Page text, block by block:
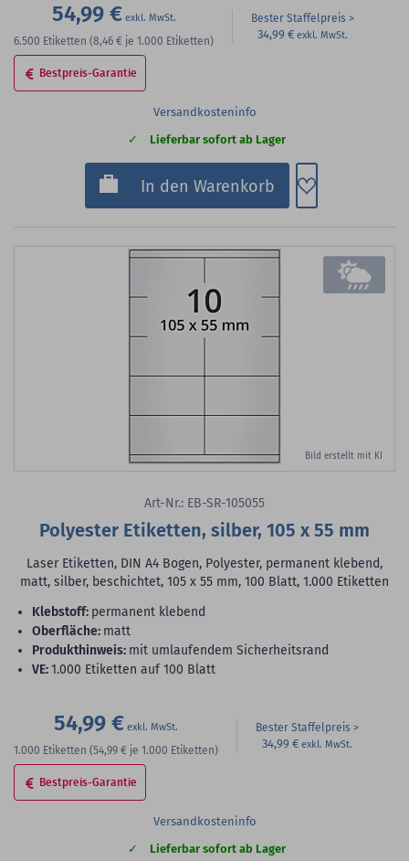
54,99 €
6.500 Etiketten (8,46 € je 1.000 Etiketten)
Bester Staffelpreis
34,99 €
Bestpreis-Garantie
Versandkosteninfo
Lieferbar sofort ab Lager
In den Warenkorb Zum
Bild erstellt mit KI
Art-Nr.: EB-SR-105055
Polyester Etiketten, silber, 105 x 55 mm
Laser Etiketten, DIN A4 Bogen, Polyester, permanent klebend,
matt, silber, beschichtet, 105 x 55 mm, 100 Blatt, 1.000 Etiketten
Klebstoff: permanent klebend
Oberfläche: matt
Produkthinweis: mit umlaufendem Sicherheitsrand
VE:1.000 Etiketten auf 100 Blatt
54,99 €
1.000 Etiketten (54,99 € je 1.000 Etiketten)
Bester Staffelpreis
34,99 €
Bestpreis-Garantie
Versandkosteninfo
Lieferbar sofort ab Lager